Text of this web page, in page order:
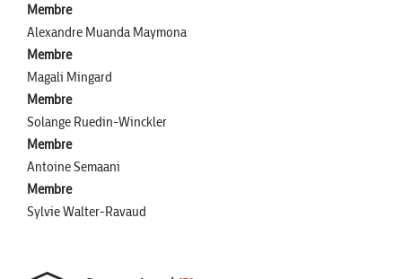
Membre
Alexandre Muanda Maymona
Membre
Magali Mingard
Membre
Solange Ruedin-Winckler
Membre
Antoine Semaani
Membre
Sylvie Walter-Ravaud